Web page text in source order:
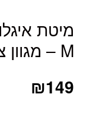
מיטת
M – מגוון צבעים-כתום
₪149